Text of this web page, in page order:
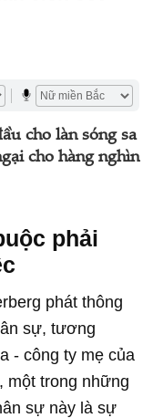
cho làn sóng sa
cho hàng nghìn
phải
phát thông
sự, tương
- công ty mẹ của
một trong những
sự này là sự